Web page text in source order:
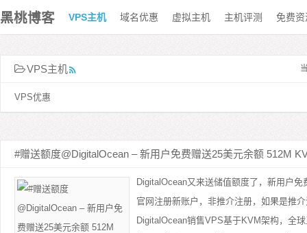
黑桃博客 VPS主机 域名优惠 虚拟主机 主机评测 免费资
VPS主机
VPS优惠
#赠送额度@DigitalOcean – 新用户免费赠送25美元余额 512M
DigitalOcean又来送储值额度了，新用户
官网注册新账户，非推介注册，如果是推
DigitalOcean销售VPS基于KVM架构，全